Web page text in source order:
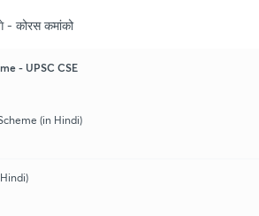
- कोरस कमांको
- UPSC CSE
(in Hindi)